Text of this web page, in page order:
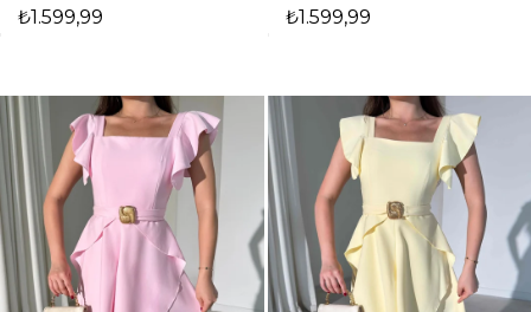
₺1.599,99 ₺1.599,99